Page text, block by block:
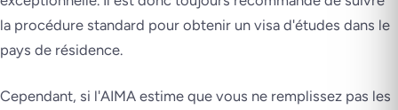
la procédure standard pour obtenir un visa d'études dans le
pays de résidence.
Cependant, si l'AIMA estime que vous ne remplissez pas les